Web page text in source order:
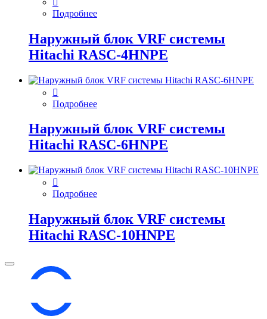
Подробнее
Наружный блок VRF системы
Hitachi RASC-4HNPE
Подробнее
Наружный блок VRF системы
Hitachi RASC-6HNPE
Подробнее
Наружный блок VRF системы
Hitachi RASC-10HNPE